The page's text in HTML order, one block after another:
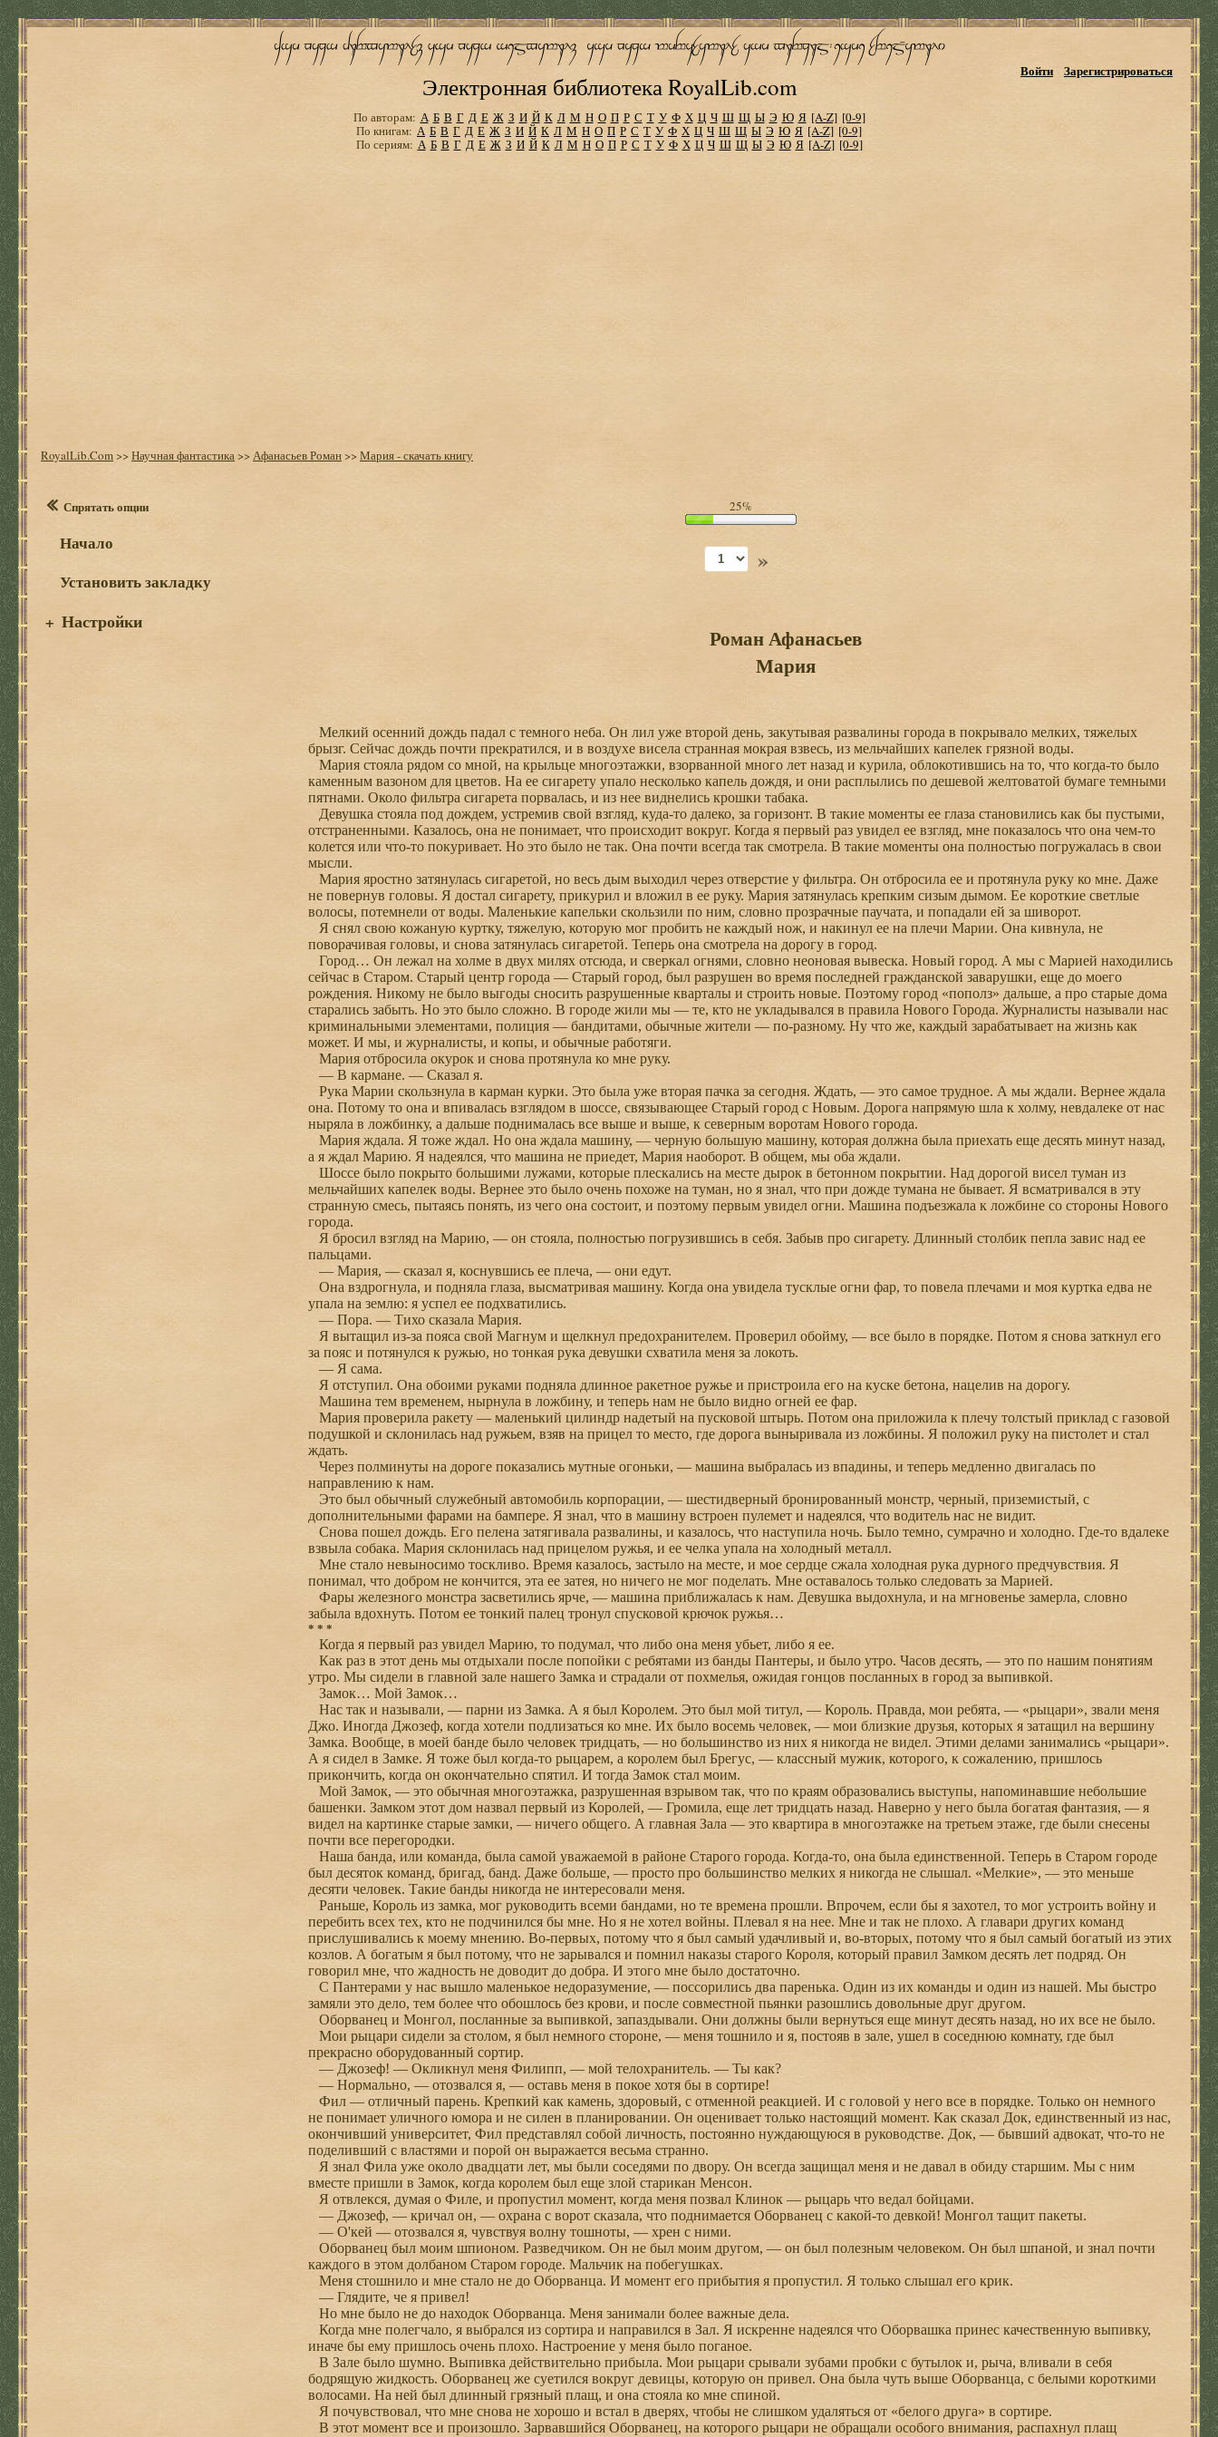
Электронная библиотека RoyalLib.com
Войти Зарегистрироваться
По авторам: А Б В Г Д Е Ж З И Й К Л М Н О П Р С Т У Ф Х Ц Ч Ш Щ Ы Э Ю Я [A-Z] [0-9]
По книгам: А Б В Г Д Е Ж З И Й К Л М Н О П Р С Т У Ф Х Ц Ч Ш Щ Ы Э Ю Я [A-Z] [0-9]
По сериям: А Б В Г Д Е Ж З И Й К Л М Н О П Р С Т У Ф Х Ц Ч Ш Щ Ы Э Ю Я [A-Z] [0-9]
RoyalLib.Com>>Научная фантастика>> Афанасьев Роман>>Мария - скачать книгу
Спрятать опции
Начало
Установить закладку
+ Настройки
25%
»
Роман Афанасьев
Мария
Мелкий осенний дождь падал с темного неба. Он лил уже второй день, закутывая развалины города в покрывало мелких, тяжелых
брызг. Сейчас дождь почти прекратился, и в воздухе висела странная мокрая взвесь, из мельчайших капелек грязной воды.
Мария стояла рядом со мной, на крыльце многоэтажки, взорванной много лет назад и курила, облокотившись на то, что когда-то было
каменным вазоном для цветов. На ее сигарету упало несколько капель дождя, и они расплылись по дешевой желтоватой бумаге темными
пятнами. Около фильтра сигарета порвалась, и из нее виднелись крошки табака.
Девушка стояла под дождем, устремив свой взгляд, куда-то далеко, за горизонт. В такие моменты ее глаза становились как бы пустыми,
отстраненными. Казалось, она не понимает, что происходит вокруг. Когда я первый раз увидел ее взгляд, мне показалось что она чем-то
колется или что-то покуривает. Но это было не так. Она почти всегда так смотрела. В такие моменты она полностью погружалась в свои
мысли.
Мария яростно затянулась сигаретой, но весь дым выходил через отверстие у фильтра. Он отбросила ее и протянула руку ко мне. Даже
не повернув головы. Я достал сигарету, прикурил и вложил в ее руку. Мария затянулась крепким сизым дымом. Ее короткие светлые
волосы, потемнели от воды. Маленькие капельки скользили по ним, словно прозрачные паучата, и попадали ей за шиворот.
Я снял свою кожаную куртку, тяжелую, которую мог пробить не каждый нож, и накинул ее на плечи Марии. Она кивнула, не
поворачивая головы, и снова затянулась сигаретой. Теперь она смотрела на дорогу в город.
Город… Он лежал на холме в двух милях отсюда, и сверкал огнями, словно неоновая вывеска. Новый город. А мы с Марией находились
сейчас в Старом. Старый центр города — Старый город, был разрушен во время последней гражданской заварушки, еще до моего
рождения. Никому не было выгоды сносить разрушенные кварталы и строить новые. Поэтому город «пополз» дальше, а про старые дома
старались забыть. Но это было сложно. В городе жили мы — те, кто не укладывался в правила Нового Города. Журналисты называли нас
криминальными элементами, полиция — бандитами, обычные жители — по-разному. Ну что же, каждый зарабатывает на жизнь как
может. И мы, и журналисты, и копы, и обычные работяги.
Мария отбросила окурок и снова протянула ко мне руку.
— В кармане. — Сказал я.
Рука Марии скользнула в карман курки. Это была уже вторая пачка за сегодня. Ждать, — это самое трудное. А мы ждали. Вернее ждала
она. Потому то она и впивалась взглядом в шоссе, связывающее Старый город с Новым. Дорога напрямую шла к холму, невдалеке от нас
ныряла в ложбинку, а дальше поднималась все выше и выше, к северным воротам Нового города.
Мария ждала. Я тоже ждал. Но она ждала машину, — черную большую машину, которая должна была приехать еще десять минут назад,
а я ждал Марию. Я надеялся, что машина не приедет, Мария наоборот. В общем, мы оба ждали.
Шоссе было покрыто большими лужами, которые плескались на месте дырок в бетонном покрытии. Над дорогой висел туман из
мельчайших капелек воды. Вернее это было очень похоже на туман, но я знал, что при дожде тумана не бывает. Я всматривался в эту
странную смесь, пытаясь понять, из чего она состоит, и поэтому первым увидел огни. Машина подъезжала к ложбине со стороны Нового
города.
Я бросил взгляд на Марию, — он стояла, полностью погрузившись в себя. Забыв про сигарету. Длинный столбик пепла завис над ее
пальцами.
— Мария, — сказал я, коснувшись ее плеча, — они едут.
Она вздрогнула, и подняла глаза, высматривая машину. Когда она увидела тусклые огни фар, то повела плечами и моя куртка едва не
упала на землю: я успел ее подхватились.
— Пора. — Тихо сказала Мария.
Я вытащил из-за пояса свой Магнум и щелкнул предохранителем. Проверил обойму, — все было в порядке. Потом я снова заткнул его
за пояс и потянулся к ружью, но тонкая рука девушки схватила меня за локоть.
— Я сама.
Я отступил. Она обоими руками подняла длинное ракетное ружье и пристроила его на куске бетона, нацелив на дорогу.
Машина тем временем, нырнула в ложбину, и теперь нам не было видно огней ее фар.
Мария проверила ракету — маленький цилиндр надетый на пусковой штырь. Потом она приложила к плечу толстый приклад с газовой
подушкой и склонилась над ружьем, взяв на прицел то место, где дорога выныривала из ложбины. Я положил руку на пистолет и стал
ждать.
Через полминуты на дороге показались мутные огоньки, — машина выбралась из впадины, и теперь медленно двигалась по
направлению к нам.
Это был обычный служебный автомобиль корпорации, — шестидверный бронированный монстр, черный, приземистый, с
дополнительными фарами на бампере. Я знал, что в машину встроен пулемет и надеялся, что водитель нас не видит.
Снова пошел дождь. Его пелена затягивала развалины, и казалось, что наступила ночь. Было темно, сумрачно и холодно. Где-то вдалеке
взвыла собака. Мария склонилась над прицелом ружья, и ее челка упала на холодный металл.
Мне стало невыносимо тоскливо. Время казалось, застыло на месте, и мое сердце сжала холодная рука дурного предчувствия. Я
понимал, что добром не кончится, эта ее затея, но ничего не мог поделать. Мне оставалось только следовать за Марией.
Фары железного монстра засветились ярче, — машина приближалась к нам. Девушка выдохнула, и на мгновенье замерла, словно
забыла вдохнуть. Потом ее тонкий палец тронул спусковой крючок ружья…
* * *
Когда я первый раз увидел Марию, то подумал, что либо она меня убьет, либо я ее.
Как раз в этот день мы отдыхали после попойки с ребятами из банды Пантеры, и было утро. Часов десять, — это по нашим понятиям
утро. Мы сидели в главной зале нашего Замка и страдали от похмелья, ожидая гонцов посланных в город за выпивкой.
Замок… Мой Замок…
Нас так и называли, — парни из Замка. А я был Королем. Это был мой титул, — Король. Правда, мои ребята, — «рыцари», звали меня
Джо. Иногда Джозеф, когда хотели подлизаться ко мне. Их было восемь человек, — мои близкие друзья, которых я затащил на вершину
Замка. Вообще, в моей банде было человек тридцать, — но большинство из них я никогда не видел. Этими делами занимались «рыцари».
А я сидел в Замке. Я тоже был когда-то рыцарем, а королем был Брегус, — классный мужик, которого, к сожалению, пришлось
прикончить, когда он окончательно спятил. И тогда Замок стал моим.
Мой Замок, — это обычная многоэтажка, разрушенная взрывом так, что по краям образовались выступы, напоминавшие небольшие
башенки. Замком этот дом назвал первый из Королей, — Громила, еще лет тридцать назад. Наверно у него была богатая фантазия, — я
видел на картинке старые замки, — ничего общего. А главная Зала — это квартира в многоэтажке на третьем этаже, где были снесены
почти все перегородки.
Наша банда, или команда, была самой уважаемой в районе Старого города. Когда-то, она была единственной. Теперь в Старом городе
был десяток команд, бригад, банд. Даже больше, — просто про большинство мелких я никогда не слышал. «Мелкие», — это меньше
десяти человек. Такие банды никогда не интересовали меня.
Раньше, Король из замка, мог руководить всеми бандами, но те времена прошли. Впрочем, если бы я захотел, то мог устроить войну и
перебить всех тех, кто не подчинился бы мне. Но я не хотел войны. Плевал я на нее. Мне и так не плохо. А главари других команд
прислушивались к моему мнению. Во-первых, потому что я был самый удачливый и, во-вторых, потому что я был самый богатый из этих
козлов. А богатым я был потому, что не зарывался и помнил наказы старого Короля, который правил Замком десять лет подряд. Он
говорил мне, что жадность не доводит до добра. И этого мне было достаточно.
С Пантерами у нас вышло маленькое недоразумение, — поссорились два паренька. Один из их команды и один из нашей. Мы быстро
замяли это дело, тем более что обошлось без крови, и после совместной пьянки разошлись довольные друг другом.
Оборванец и Монгол, посланные за выпивкой, запаздывали. Они должны были вернуться еще минут десять назад, но их все не было.
Мои рыцари сидели за столом, я был немного стороне, — меня тошнило и я, постояв в зале, ушел в соседнюю комнату, где был
прекрасно оборудованный сортир.
— Джозеф! — Окликнул меня Филипп, — мой телохранитель. — Ты как?
— Нормально, — отозвался я, — оставь меня в покое хотя бы в сортире!
Фил — отличный парень. Крепкий как камень, здоровый, с отменной реакцией. И с головой у него все в порядке. Только он немного
не понимает уличного юмора и не силен в планировании. Он оценивает только настоящий момент. Как сказал Док, единственный из нас,
окончивший университет, Фил представлял собой личность, постоянно нуждающуюся в руководстве. Док, — бывший адвокат, что-то не
поделивший с властями и порой он выражается весьма странно.
Я знал Фила уже около двадцати лет, мы были соседями по двору. Он всегда защищал меня и не давал в обиду старшим. Мы с ним
вместе пришли в Замок, когда королем был еще злой старикан Менсон.
Я отвлекся, думая о Филе, и пропустил момент, когда меня позвал Клинок — рыцарь что ведал бойцами.
— Джозеф, — кричал он, — охрана с ворот сказала, что поднимается Оборванец с какой-то девкой! Монгол тащит пакеты.
— О'кей — отозвался я, чувствуя волну тошноты, — хрен с ними.
Оборванец был моим шпионом. Разведчиком. Он не был моим другом, — он был полезным человеком. Он был шпаной, и знал почти
каждого в этом долбаном Старом городе. Мальчик на побегушках.
Меня стошнило и мне стало не до Оборванца. И момент его прибытия я пропустил. Я только слышал его крик.
— Глядите, че я привел!
Но мне было не до находок Оборванца. Меня занимали более важные дела.
Когда мне полегчало, я выбрался из сортира и направился в Зал. Я искренне надеялся что Оборвашка принес качественную выпивку,
иначе бы ему пришлось очень плохо. Настроение у меня было поганое.
В Зале было шумно. Выпивка действительно прибыла. Мои рыцари срывали зубами пробки с бутылок и, рыча, вливали в себя
бодрящую жидкость. Оборванец же суетился вокруг девицы, которую он привел. Она была чуть выше Оборванца, с белыми короткими
волосами. На ней был длинный грязный плащ, и она стояла ко мне спиной.
Я почувствовал, что мне снова не хорошо и встал в дверях, чтобы не слишком удаляться от «белого друга» в сортире.
В этот момент все и произошло. Зарвавшийся Оборванец, на которого рыцари не обращали особого внимания, распахнул плащ